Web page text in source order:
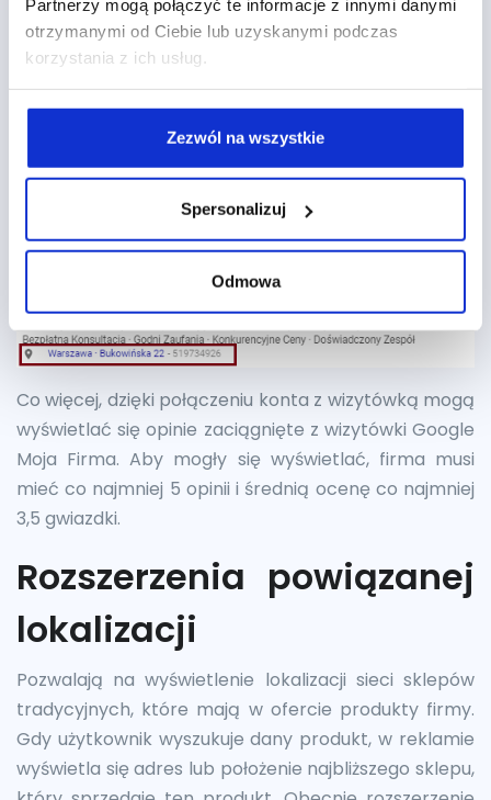
Partnerzy mogą połączyć te informacje z innymi danymi
otrzymanymi od Ciebie lub uzyskanymi podczas
korzystania z ich usług.
Zezwól na wszystkie
Spersonalizuj
Odmowa
Pozwalają na wyświetlanie lokalizacji firmy w
reklamie. Dzięki temu użytkownicy mogą zobaczyć
adres firmy, miejsce na mapie oraz w jakiej odległości
od nich się znajduje (odległość tylko na urządzeniach
mobilnych). Aby było możliwe wyświetlanie
posiadanie wizytówkiGoogle Moja Firma
go z kontem AdWords.
Co więcej, dzięki połączeniu konta z wizytówką mogą
wyświetlać się opinie zaciągnięte z wizytówki Google
Moja Firma. Aby mogły się wyświetlać, firma musi
mieć co najmniej 5 opinii i średnią ocenę co najmniej
3,5 gwiazdki.
Rozszerzenia powiązanej
lokalizacji
Pozwalają na wyświetlenie lokalizacji sieci sklepów
tradycyjnych, które mają w ofercie produkty firmy.
Gdy użytkownik wyszukuje dany produkt, w reklamie
wyświetla się adres lub położenie najbliższego sklepu,